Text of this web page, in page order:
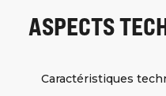
ASPECTS
Caractéristiques